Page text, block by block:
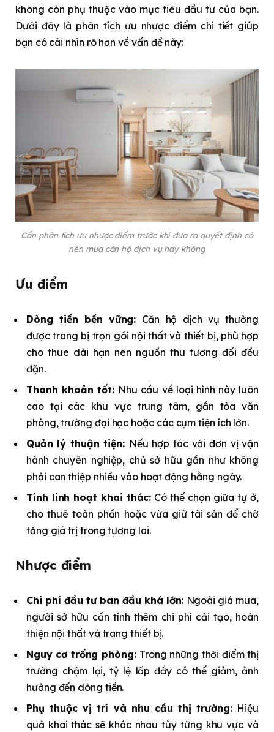
không còn phụ thuộc vào mục tiêu đầu tư của bạn.
Dưới đây là phân tích ưu nhược điểm chi tiết giúp
bạn có cái nhìn rõ hơn về vấn đề này:
Cần phân tích ưu nhược điểm trước khi đưa ra quyết định có
nên mua căn hộ dịch vụ hay không
Ưu điểm
Dòng tiền bền vững: Căn hộ dịch vụ thường
được trang bị trọn gói nội thất và thiết bị, phù hợp
cho thuê dài hạn nên nguồn thu tương đối đều
đặn.
Thanh khoản tốt: Nhu cầu về loại hình này luôn
cao tại các khu vực trung tâm, gần tòa văn
phòng, trường đại học hoặc các cụm tiện ích lớn.
Quản lý thuận tiện: Nếu hợp tác với đơn vị vận
hành chuyên nghiệp, chủ sở hữu gần như không
phải can thiệp nhiều vào hoạt động hằng ngày.
Tính linh hoạt khai thác: Có thể chọn giữa tự ở,
cho thuê toàn phần hoặc vừa giữ tài sản để chờ
tăng giá trị trong tương lai.
Nhược điểm
Chi phí đầu tư ban đầu khá lớn: Ngoài giá mua,
người sở hữu cần tính thêm chi phí cải tạo, hoàn
thiện nội thất và trang thiết bị.
Nguy cơ trống phòng: Trong những thời điểm thị
trường chậm lại, tỷ lệ lấp đầy có thể giảm, ảnh
hưởng đến dòng tiền.
Phụ thuộc vị trí và nhu cầu thị trường:Hiệu
quả khai thác sẽ khác nhau tùy từng khu vực và